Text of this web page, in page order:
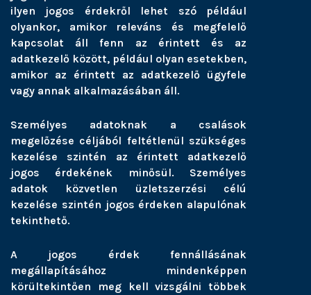
ilyen jogos érdekről lehet szó például
olyankor, amikor releváns és megfelelő
kapcsolat áll fenn az érintett és az
adatkezelő között, például olyan esetekben,
amikor az érintett az adatkezelő ügyfele
vagy annak alkalmazásában áll.
Személyes adatoknak a csalások
megelőzése céljából feltétlenül szükséges
kezelése szintén az érintett adatkezelő
jogos érdekének minősül. Személyes
adatok közvetlen üzletszerzési célú
kezelése szintén jogos érdeken alapulónak
tekinthető.
A jogos érdek fennállásának
megállapításához mindenképpen
körültekintően meg kell vizsgálni többek